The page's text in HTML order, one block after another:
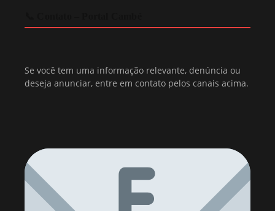
Se você tem uma informação relevante, denúncia ou
deseja anunciar, entre em contato pelos canais acima.